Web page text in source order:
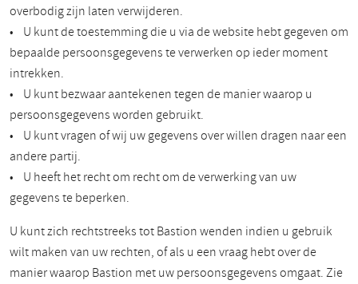
overbodig zijn laten verwijderen.
• U kunt de toestemming die u via de website hebt gegeven om
bepaalde persoonsgegevens te verwerken op ieder moment
intrekken.
• U kunt bezwaar aantekenen tegen de manier waarop u
persoonsgegevens worden gebruikt.
• U kunt vragen of wij uw gegevens over willen dragen naar een
andere partij.
• U heeft het recht om recht om de verwerking van uw
gegevens te beperken.
U kunt zich rechtstreeks tot Bastion wenden indien u gebruik
wilt maken van uw rechten, of als u een vraag hebt over de
manier waarop Bastion met uw persoonsgegevens omgaat. Zie